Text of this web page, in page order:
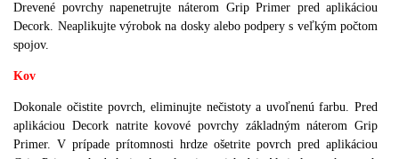
Drevené povrchy napenetrujte náterom Grip Primer pred aplikáciou
Decork. Neaplikujte výrobok na dosky alebo podpery s veľkým počtom
spojov.
Kov
Dokonale očistite povrch, eliminujte nečistoty a uvoľnenú farbu. Pred
aplikáciou Decork natrite kovové povrchy základným náterom Grip
Primer. V prípade prítomnosti hrdze ošetrite povrch pred aplikáciou